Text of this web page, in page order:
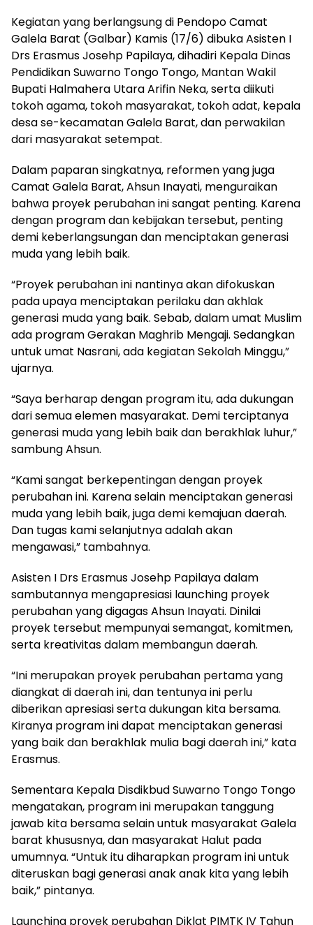
Kegiatan yang berlangsung di Pendopo Camat
Galela Barat (Galbar) Kamis (17/6) dibuka Asisten I
Drs Erasmus Josehp Papilaya, dihadiri Kepala Dinas
Pendidikan Suwarno Tongo Tongo, Mantan Wakil
Bupati Halmahera Utara Arifin Neka, serta diikuti
tokoh agama, tokoh masyarakat, tokoh adat, kepala
desa se-kecamatan Galela Barat, dan perwakilan
dari masyarakat setempat.
Dalam paparan singkatnya, reformen yang juga
Camat Galela Barat, Ahsun Inayati, menguraikan
bahwa proyek perubahan ini sangat penting. Karena
dengan program dan kebijakan tersebut, penting
demi keberlangsungan dan menciptakan generasi
muda yang lebih baik.
“Proyek perubahan ini nantinya akan difokuskan
pada upaya menciptakan perilaku dan akhlak
generasi muda yang baik. Sebab, dalam umat Muslim
ada program Gerakan Maghrib Mengaji. Sedangkan
untuk umat Nasrani, ada kegiatan Sekolah Minggu,”
ujarnya.
“Saya berharap dengan program itu, ada dukungan
dari semua elemen masyarakat. Demi terciptanya
generasi muda yang lebih baik dan berakhlak luhur,”
sambung Ahsun.
“Kami sangat berkepentingan dengan proyek
perubahan ini. Karena selain menciptakan generasi
muda yang lebih baik, juga demi kemajuan daerah.
Dan tugas kami selanjutnya adalah akan
mengawasi,” tambahnya.
Asisten I Drs Erasmus Josehp Papilaya dalam
sambutannya mengapresiasi launching proyek
perubahan yang digagas Ahsun Inayati. Dinilai
proyek tersebut mempunyai semangat, komitmen,
serta kreativitas dalam membangun daerah.
“Ini merupakan proyek perubahan pertama yang
diangkat di daerah ini, dan tentunya ini perlu
diberikan apresiasi serta dukungan kita bersama.
Kiranya program ini dapat menciptakan generasi
yang baik dan berakhlak mulia bagi daerah ini,” kata
Erasmus.
Sementara Kepala Disdikbud Suwarno Tongo Tongo
mengatakan, program ini merupakan tanggung
jawab kita bersama selain untuk masyarakat Galela
barat khususnya, dan masyarakat Halut pada
umumnya. “Untuk itu diharapkan program ini untuk
diteruskan bagi generasi anak anak kita yang lebih
baik,” pintanya.
Launching proyek perubahan Diklat PIMTK IV Tahun